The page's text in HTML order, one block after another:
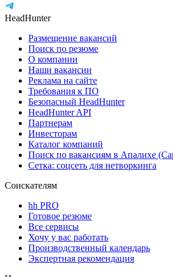
HeadHunter
Размещение вакансий
Поиск по резюме
О компании
Наши вакансии
Реклама на сайте
Требования к ПО
Безопасный HeadHunter
HeadHunter API
Партнерам
Инвесторам
Каталог компаний
Поиск по вакансиям в Апалихе
Сетка: соцсеть для нетворкинга
Соискателям
hh PRO
Готовое резюме
Все сервисы
Хочу у вас работать
Производственный календарь
Экспертная рекомендация